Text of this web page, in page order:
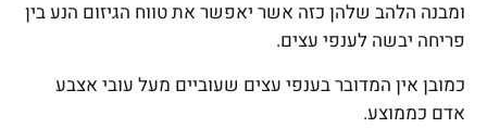
ומבנה הלהב שלהן כזה אשר יאפשר את טווח הגיזום הנע בין
פריחה יבשה לענפי עצים.
כמובן אין המדובר בענפי עצים שעוביים מעל עובי אצבע
אדם כממוצע.